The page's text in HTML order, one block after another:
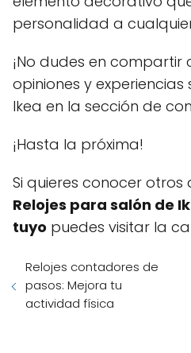
personalidad a
¡No dudes en compartir
opiniones y experiencias
Ikea en la sección de
¡Hasta la próxima!
Si quieres conocer
Relojes para salón de
tuyo puedes visitar la
Relojes contadores de
pasos: Mejora tu
actividad física